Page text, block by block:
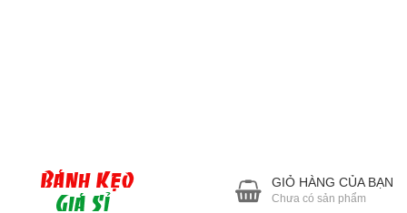
GIỎ HÀNG CỦA BẠN
Chưa có sản phẩm